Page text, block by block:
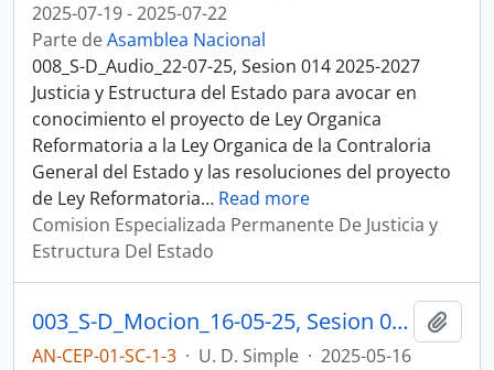
2025-07-19 - 2025-07-22
Parte deAsamblea Nacional
008_S-D_Audio_22-07-25, Sesion 014 2025-2027
Justicia y Estructura del Estado para avocar en
conocimiento el proyecto de Ley Organica
Reformatoria a la Ley Organica de la Contraloria
General del Estado y las resoluciones del proyecto
de Ley Reformatoria… Read more
Comision Especializada Permanente De Justicia y
Estructura Del Estado
003_S-D_Mocion_16-05-25, Sesion 001 Justicia y Estructura del Estado
AN-CEP-01-SC-1-3 · U. D. Simple · 2025-05-16